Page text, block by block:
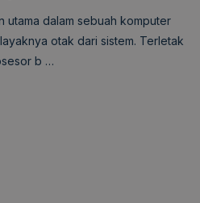
utama dalam sebuah komputer
otak dari sistem. Terletak
b …